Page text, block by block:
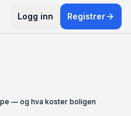
Logg inn Registrer
— og hva koster boligen